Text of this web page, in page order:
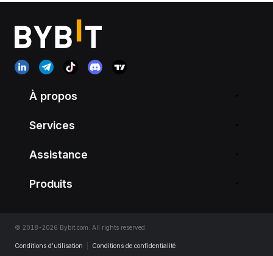
À propos
Services
Assistance
Produits
© 2018-2026 Bybit.com. All rights reserved.
Conditions d’utilisation Conditions de confidentialité